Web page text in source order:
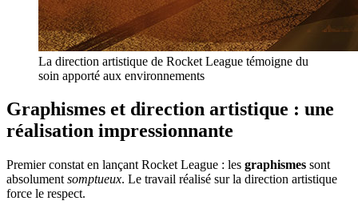
La direction artistique de Rocket League témoigne du
soin apporté aux environnements
Graphismes et direction artistique : une
réalisation impressionnante
Premier constat en lançant Rocket League : les graphismes sont
absolument somptueux. Le travail réalisé sur la direction artistique
force le respect.